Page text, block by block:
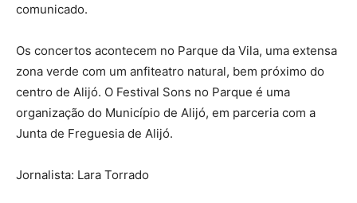
comunicado.
Os concertos acontecem no Parque da Vila, uma extensa
zona verde com um anfiteatro natural, bem próximo do
centro de Alijó. O Festival Sons no Parque é uma
organização do Município de Alijó, em parceria com a
Junta de Freguesia de Alijó.
Jornalista: Lara Torrado